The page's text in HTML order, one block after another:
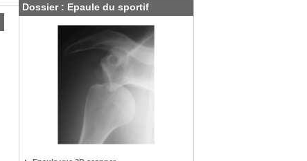
Dossier : Epaule du sportif